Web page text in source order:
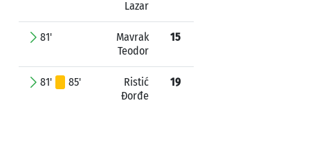
Lazar
81'
Mavrak
Teodor
15
81' 85'
Ristić
Đorđe
19